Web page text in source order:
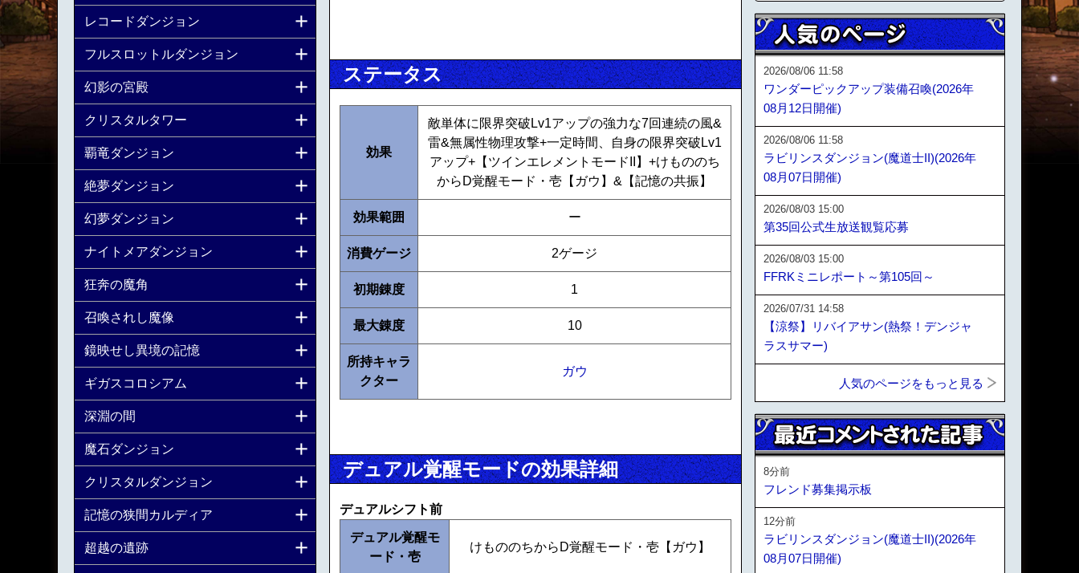
ステータス
効果
敵単体に限界突破Lv1アップの強力な7回連続の風&
雷&無属性物理攻撃+一定時間、自身の限界突破Lv1
アップ+【ツインエレメントモードII】+けもののち
からD覚醒モード・壱【ガウ】&【記憶の共振】
効果範囲 ー
消費ゲージ 2ゲージ
初期錬度 1
最大錬度 10
所持キャラ
クター
ガウ
デュアル覚醒モードの効果詳細
デュアルシフト前
デュアル覚醒モ
ード・壱
けもののちからD覚醒モード・壱【ガウ】
レコードダンジョン
フルスロットルダンジョン
幻影の宮殿
クリスタルタワー
覇竜ダンジョン
絶夢ダンジョン
幻夢ダンジョン
ナイトメアダンジョン
狂奔の魔角
召喚されし魔像
鏡映せし異境の記憶
ギガスコロシアム
深淵の間
魔石ダンジョン
クリスタルダンジョン
記憶の狭間カルディア
超越の遺跡
2026/08/06 11:58
ワンダーピックアップ装備召喚(2026年
08月12日開催)
2026/08/06 11:58
ラビリンスダンジョン(魔道士II)(2026年
08月07日開催)
2026/08/03 15:00
第35回公式生放送観覧応募
2026/08/03 15:00
FFRKミニレポート～第105回～
2026/07/31 14:58
【涼祭】リバイアサン(熱祭！デンジャ
ラスサマー)
人気のページをもっと見る
8分前
フレンド募集掲示板
12分前
ラビリンスダンジョン(魔道士II)(2026年
08月07日開催)